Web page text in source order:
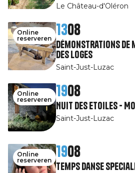
Le Château-d'Oléron
Online
reserveren
1308
Démonstrations de
des Loges
Saint-Just-Luzac
Online
reserveren
1908
Nuit des Etoiles -
Saint-Just-Luzac
Online
reserveren
1908
Temps Danse